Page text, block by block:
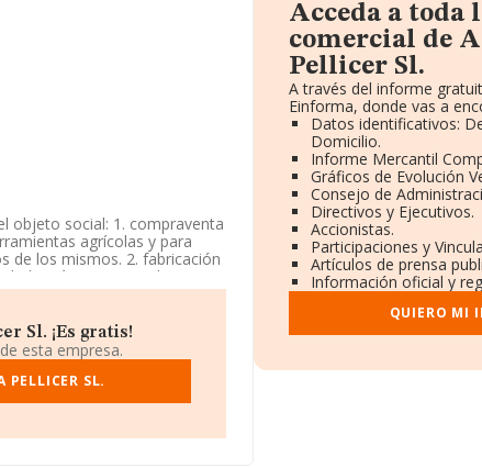
objeto social: 1. compraventa
agrícolas y para
de los mismos. 2. fabricación
está inscrita en el Registro
al por menor de productos
la base de datos de
de sector.
Sl. ¡Es gratis!
esta empresa.
PELLICER SL.
Acceda a
comercial de
Pellicer Sl.
A través del informe
Einforma, donde vas a
Datos identificativos:
Domicilio.
Informe Mercantil
Gráficos de Evolución
Consejo de
Directivos y Ejecutivos.
Accionistas.
Participaciones y
Artículos de prensa
Información oficial y
QUIERO MI